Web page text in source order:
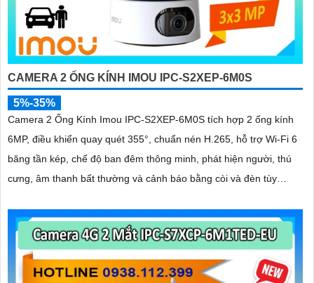
CAMERA 2 ỐNG KÍNH IMOU IPC-S2XEP-6M0S
5%-35%
Camera 2 Ống Kính Imou IPC-S2XEP-6M0S tích hợp 2 ống kính
6MP, điều khiển quay quét 355°, chuẩn nén H.265, hỗ trợ Wi-Fi 6
băng tần kép, chế độ ban đêm thông minh, phát hiện người, thú
cưng, âm thanh bất thường và cảnh báo bằng còi và đèn tùy